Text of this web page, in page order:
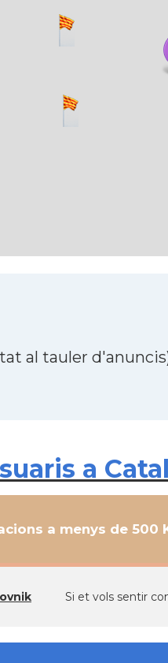
al tauler
a
a menys de
Si et vols sentir